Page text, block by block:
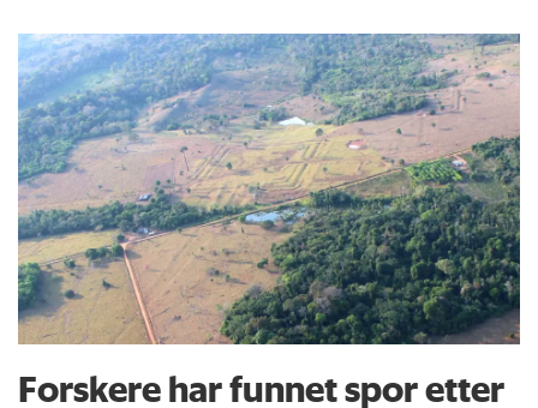
Forskere har funnet spor etter